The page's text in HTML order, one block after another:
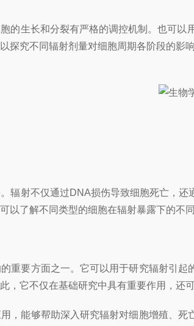
生长和分裂有严格的调控机制。也可以
探究不同辐射剂量对细胞周期各阶段的影响
射不仅通过DNA损伤导致细胞死亡，还
以了解不同类型的细胞在辐射暴露下的不
要方面之一。它可以用于研究辐射引起
，它不仅在基础研究中具有重要作用，还
能够帮助深入研究辐射对细胞增殖、死